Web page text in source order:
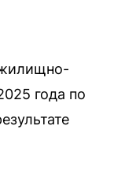
жилищно-
года по